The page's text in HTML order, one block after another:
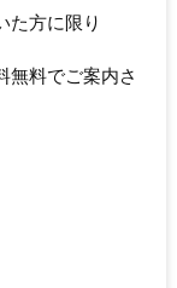
た方に限り
無料でご案内さ